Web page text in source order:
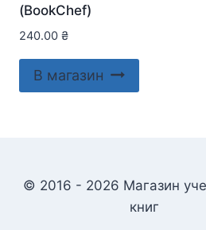
(BookChef)
240.00 ₴
В магазин
© 2016 - 2026 Магазин
книг